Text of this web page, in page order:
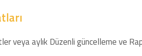
veya aylık Düzenli güncelleme ve